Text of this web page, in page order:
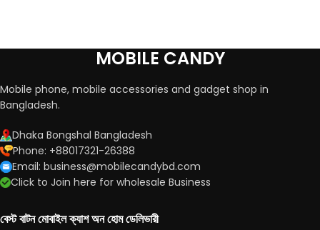
MOBILE CANDY
Mobile phone, mobile accessories and gadget shop in
Bangladesh.
Dhaka Bongshal Bangladesh
Phone: +88017321-26388
Email: business@mobilecandybd.com
Click to Join here for wholesale Business
বেস্ট বাটন মোবাইল ক্যাশ অন হোম ডেলিভারী